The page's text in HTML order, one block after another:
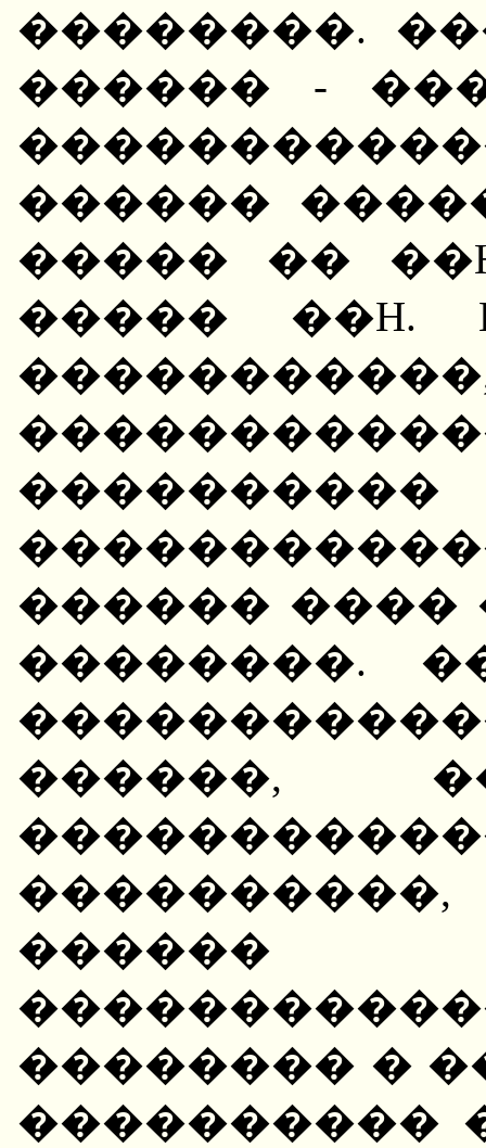
��������.
������ -
������
����� ��
�����
����������
������ ����
��������.
������,
������
�������� �
����������